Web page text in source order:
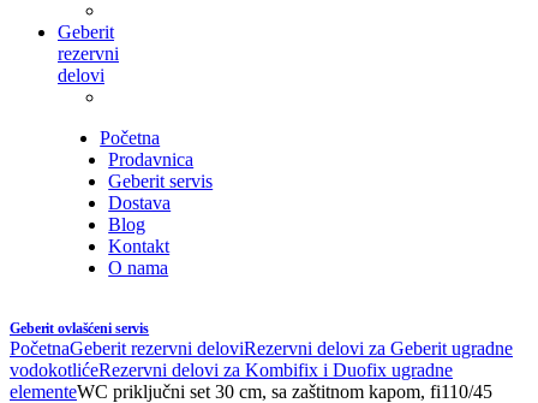
Geberit
rezervni
delovi
Početna
Prodavnica
Geberit servis
Dostava
Blog
Kontakt
O nama
Geberit ovlašćeni servis
PočetnaGeberit rezervni deloviRezervni delovi za Geberit ugradne
vodokotlićeRezervni delovi za Kombifix i Duofix ugradne
elementeWC priključni set 30 cm, sa zaštitnom kapom, fi110/45